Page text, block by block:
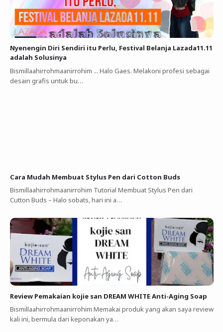
Nyenengin Diri Sendiri itu Perlu, Festival Belanja Lazada11.11
adalah Solusinya
Bismillaahirrohmaanirrohim ... Halo Gaes. Melakoni profesi sebagai
desain grafis untuk bu…
Cara Mudah Membuat Stylus Pen dari Cotton Buds
Bismillaahirrohmaanirrohim Tutorial Membuat Stylus Pen dari
Cutton Buds ‎–‎ Halo sobats, hari ini a…
Review Pemakaian kojie san DREAM WHITE Anti-Aging Soap
Bismillaahirrohmaanirrohim Memakai produk yang akan saya review
kali ini, bermula dari keponakan ya…